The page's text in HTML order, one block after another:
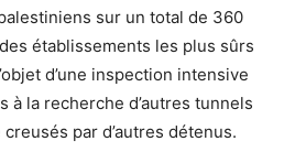
sur un total de 360
établissements les plus sûrs
d’une inspection intensive
à la recherche d’autres tunnels
par d’autres détenus.